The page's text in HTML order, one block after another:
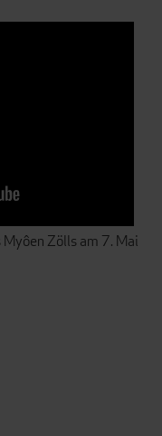
Zölls am 7. Mai